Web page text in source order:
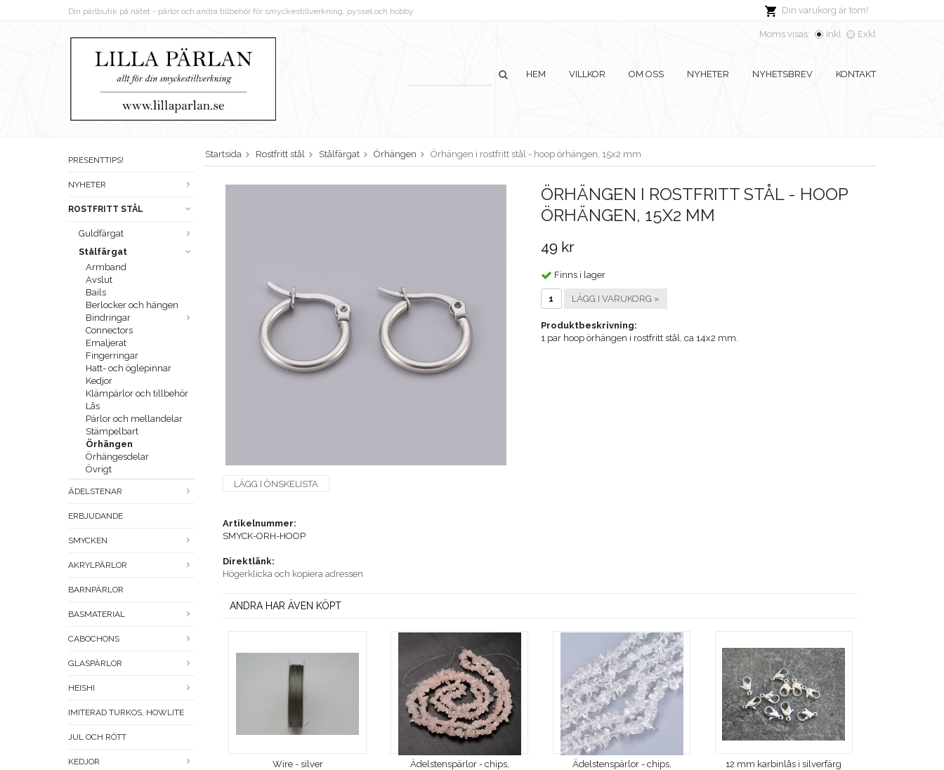
Din varukorg är tom!
Din pärlbutik på nätet - pärlor och andra tillbehör för smyckestillverkning, pyssel och hobby
Moms visas: Inkl Exkl
HEM VILLKOR OM OSS NYHETER NYHETSBREV KONTAKT
PRESENTTIPS!
NYHETER
ROSTFRITT STÅL
Guldfärgat
Stålfärgat
Armband
Avslut
Bails
Berlocker och hängen
Bindringar
Connectors
Emaljerat
Fingerringar
Hatt- och öglepinnar
Kedjor
Klämpärlor och tillbehör
Lås
Pärlor och mellandelar
Stämpelbart
Örhängen
Örhängesdelar
Övrigt
ÄDELSTENAR
ERBJUDANDE
SMYCKEN
AKRYLPÄRLOR
BARNPÄRLOR
BASMATERIAL
CABOCHONS
GLASPÄRLOR
HEISHI
IMITERAD TURKOS, HOWLITE
JUL OCH RÖTT
KEDJOR
Startsida Rostfritt stål Stålfärgat Örhängen Örhängen i rostfritt stål - hoop örhängen, 15x2 mm
ÖRHÄNGEN I ROSTFRITT STÅL - HOOP
ÖRHÄNGEN, 15X2 MM
49 kr
Finns i lager
LÄGG I VARUKORG »
Produktbeskrivning:
1 par hoop örhängen i rostfritt stål, ca 14x2 mm.
LÄGG I ÖNSKELISTA
Artikelnummer:
SMYCK-ORH-HOOP
Direktlänk:
Högerklicka och kopiera adressen
ANDRA HAR ÄVEN KÖPT
Wire - silver
Ädelstenspärlor - chips,
Ädelstenspärlor - chips,
12 mm karbinlås i silverfärg